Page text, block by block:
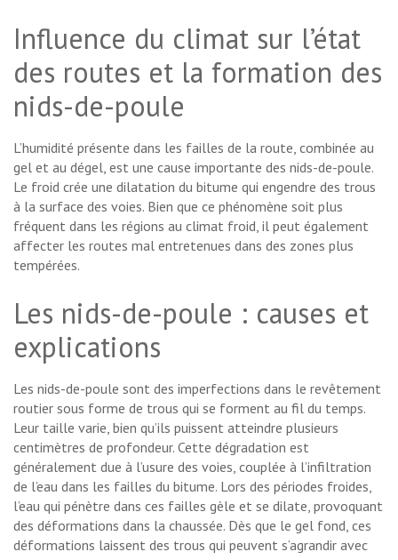
Influence du climat sur l’état
des routes et la formation des
nids-de-poule
L’humidité présente dans les failles de la route, combinée au
gel et au dégel, est une cause importante des nids-de-poule.
Le froid crée une dilatation du bitume qui engendre des trous
à la surface des voies. Bien que ce phénomène soit plus
fréquent dans les régions au climat froid, il peut également
affecter les routes mal entretenues dans des zones plus
tempérées.
Les nids-de-poule : causes et
explications
Les nids-de-poule sont des imperfections dans le revêtement
routier sous forme de trous qui se forment au fil du temps.
Leur taille varie, bien qu’ils puissent atteindre plusieurs
centimètres de profondeur. Cette dégradation est
généralement due à l’usure des voies, couplée à l’infiltration
de l’eau dans les failles du bitume. Lors des périodes froides,
l’eau qui pénètre dans ces failles gèle et se dilate, provoquant
des déformations dans la chaussée. Dès que le gel fond, ces
déformations laissent des trous qui peuvent s’agrandir avec